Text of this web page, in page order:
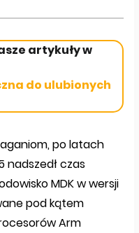
artykuły w
do ulubionych
po latach
nadszedł czas
MDK w wersji
pod kątem
Arm